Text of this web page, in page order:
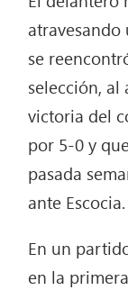
atravesando
se
selección,
victoria del
por 5-0 y
pasada
ante Escocia.
En un
en la